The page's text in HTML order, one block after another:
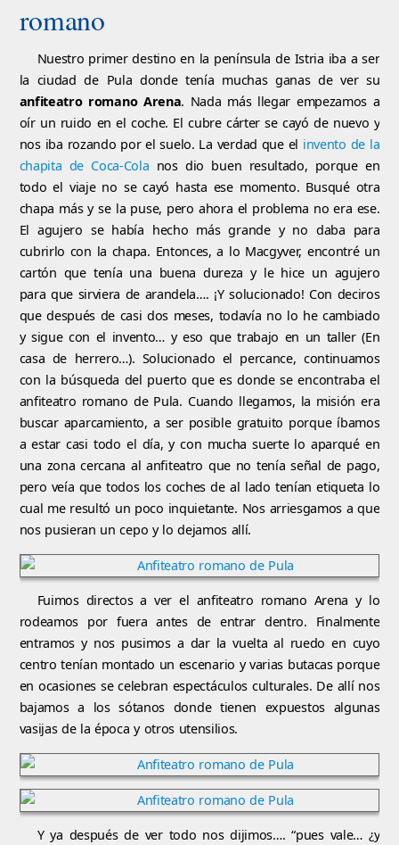
romano
Nuestro primer destino en la península de Istria iba a ser
la ciudad de Pula donde tenía muchas ganas de ver su
anfiteatro romano Arena. Nada más llegar empezamos a
oír un ruido en el coche. El cubre cárter se cayó de nuevo y
nos iba rozando por el suelo. La verdad que el invento de la
chapita de Coca-Cola nos dio buen resultado, porque en
todo el viaje no se cayó hasta ese momento. Busqué otra
chapa más y se la puse, pero ahora el problema no era ese.
El agujero se había hecho más grande y no daba para
cubrirlo con la chapa. Entonces, a lo Macgyver, encontré un
cartón que tenía una buena dureza y le hice un agujero
para que sirviera de arandela…. ¡Y solucionado! Con deciros
que después de casi dos meses, todavía no lo he cambiado
y sigue con el invento… y eso que trabajo en un taller (En
casa de herrero…). Solucionado el percance, continuamos
con la búsqueda del puerto que es donde se encontraba el
anfiteatro romano de Pula. Cuando llegamos, la misión era
buscar aparcamiento, a ser posible gratuito porque íbamos
a estar casi todo el día, y con mucha suerte lo aparqué en
una zona cercana al anfiteatro que no tenía señal de pago,
pero veía que todos los coches de al lado tenían etiqueta lo
cual me resultó un poco inquietante. Nos arriesgamos a que
nos pusieran un cepo y lo dejamos allí.
Fuimos directos a ver el anfiteatro romano Arena y lo
rodeamos por fuera antes de entrar dentro. Finalmente
entramos y nos pusimos a dar la vuelta al ruedo en cuyo
centro tenían montado un escenario y varias butacas porque
en ocasiones se celebran espectáculos culturales. De allí nos
bajamos a los sótanos donde tienen expuestos algunas
vasijas de la época y otros utensilios.
Y ya después de ver todo nos dijimos…. “pues vale… ¿y